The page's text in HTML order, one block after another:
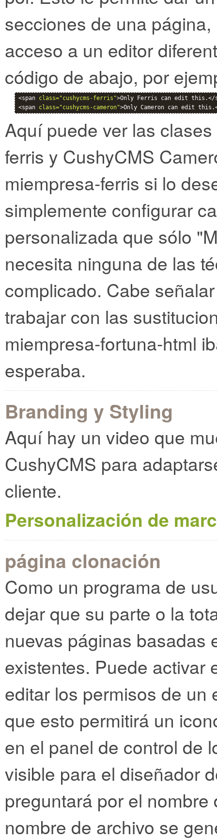
secciones de una
acceso a un editor
código de abajo, por
<span class="cushycms-ferris">Only Ferris can edit this.</
<span class="cushycms-cameron">Only Cameron can edit
Aquí puede ver las
ferris y CushyCMS
miempresa-ferris si lo
simplemente configurar
personalizada que sólo
necesita ninguna de las
complicado. Cabe
trabajar con las
miempresa-fortuna-html
esperaba.
Branding y Styling
Aquí hay un video que
CushyCMS para
cliente.
Personalización de
página clonación
Como un programa de
dejar que su parte o la
nuevas páginas basadas
existentes. Puede activar
editar los permisos de un
que esto permitirá un
en el panel de control de
visible para el diseñador
preguntará por el
nombre de archivo se